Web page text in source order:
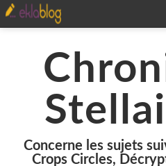
Concerne les sujets
Crops Circles,